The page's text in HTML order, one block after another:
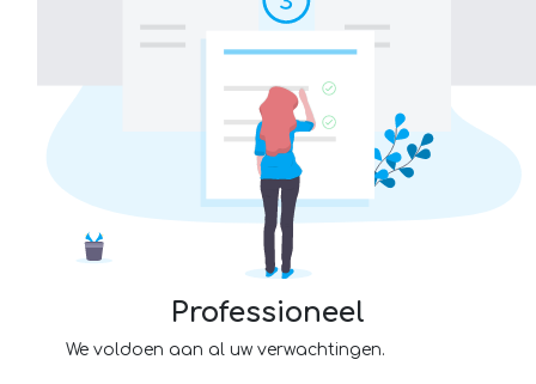
Professioneel
We voldoen aan al uw verwachtingen.